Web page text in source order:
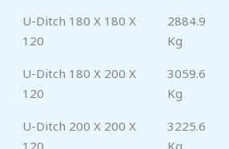
U-Ditch 180 X 180 X
120
2884.9
Kg
U-Ditch 180 X 200 X
120
3059.6
Kg
U-Ditch 200 X 200 X
120
3225.6
Kg